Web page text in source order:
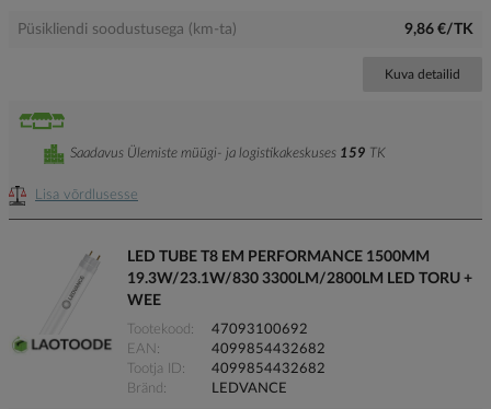
Püsikliendi soodustusega (km-ta) 9,86 €/TK
Kuva detailid
Lisa võrdlusesse
Saadavus Ülemiste müügi- ja logistikakeskuses 159 TK
LED TUBE T8 EM PERFORMANCE 1500MM
19.3W/23.1W/830 3300LM/2800LM LED TORU +
WEE
Tootekood
47093100692
EAN
4099854432682
Tootja ID
4099854432682
Bränd
LEDVANCE